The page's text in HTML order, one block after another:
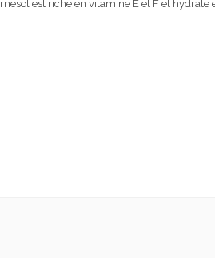
est riche en vitamine E et F et